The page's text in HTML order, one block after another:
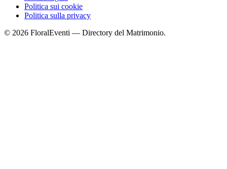
Politica sui cookie
Politica sulla privacy
© 2026 FloralEventi — Directory del Matrimonio.